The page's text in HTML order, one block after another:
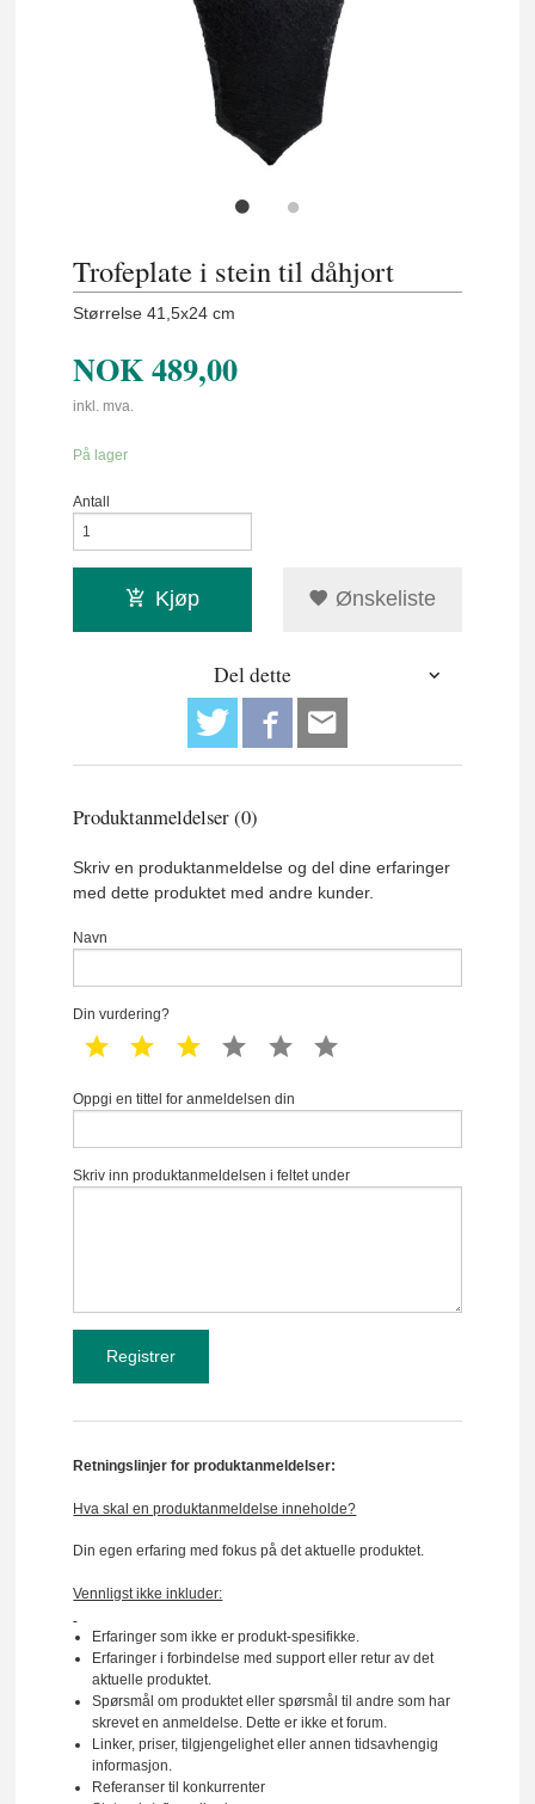
Trofeplate i stein til dåhjort
Størrelse 41,5x24 cm
NOK489,00
inkl. mva.
På lager
Antall
Kjøp Ønskeliste
Del dette
Produktanmeldelser (0)
Skriv en produktanmeldelse og del dine erfaringer
med dette produktet med andre kunder.
Navn
Din vurdering?
1 star 2 star 3 star 4 star 5 star
Oppgi en tittel for anmeldelsen din
Skriv inn produktanmeldelsen i feltet under
Retningslinjer for produktanmeldelser:
Hva skal en produktanmeldelse inneholde?
Din egen erfaring med fokus på det aktuelle produktet.
Vennligst ikke inkluder:
Erfaringer som ikke er produkt-spesifikke.
Erfaringer i forbindelse med support eller retur av det
aktuelle produktet.
Spørsmål om produktet eller spørsmål til andre som har
skrevet en anmeldelse. Dette er ikke et forum.
Linker, priser, tilgjengelighet eller annen tidsavhengig
informasjon.
Referanser til konkurrenter